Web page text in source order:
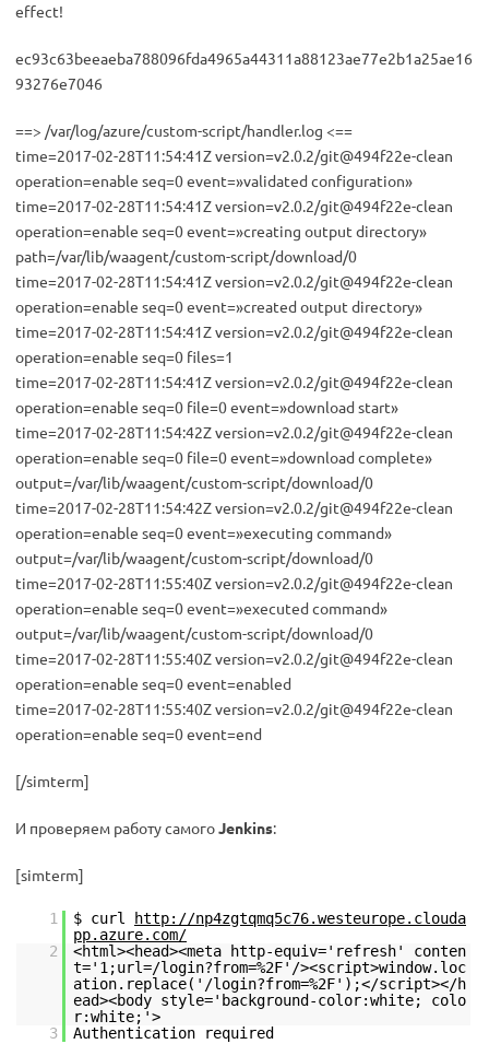
effect!
ec93c63beeaeba788096fda4965a44311a88123ae77e2b1a25ae16
93276e7046
==> /var/log/azure/custom-script/handler.log <==
time=2017-02-28T11:54:41Z version=v2.0.2/git@494f22e-clean
operation=enable seq=0 event=»validated configuration»
time=2017-02-28T11:54:41Z version=v2.0.2/git@494f22e-clean
operation=enable seq=0 event=»creating output directory»
path=/var/lib/waagent/custom-script/download/0
time=2017-02-28T11:54:41Z version=v2.0.2/git@494f22e-clean
operation=enable seq=0 event=»created output directory»
time=2017-02-28T11:54:41Z version=v2.0.2/git@494f22e-clean
operation=enable seq=0 files=1
time=2017-02-28T11:54:41Z version=v2.0.2/git@494f22e-clean
operation=enable seq=0 file=0 event=»download start»
time=2017-02-28T11:54:42Z version=v2.0.2/git@494f22e-clean
operation=enable seq=0 file=0 event=»download complete»
output=/var/lib/waagent/custom-script/download/0
time=2017-02-28T11:54:42Z version=v2.0.2/git@494f22e-clean
operation=enable seq=0 event=»executing command»
output=/var/lib/waagent/custom-script/download/0
time=2017-02-28T11:55:40Z version=v2.0.2/git@494f22e-clean
operation=enable seq=0 event=»executed command»
output=/var/lib/waagent/custom-script/download/0
time=2017-02-28T11:55:40Z version=v2.0.2/git@494f22e-clean
operation=enable seq=0 event=enabled
time=2017-02-28T11:55:40Z version=v2.0.2/git@494f22e-clean
operation=enable seq=0 event=end
[/simterm]
И проверяем работу самогоJenkins:
[simterm]
1 $ curl
http://np4zgtqmq5c76.westeurope.clouda
pp.azure.com/
2
<html><head><meta http-equiv='refresh' conten
t='1;url=/login?from=%2F'/><script>window.loc
ation.replace('/login?from=%2F');</script></h
ead><body style='background-color:white; colo
r:white;'>
3
Authentication required